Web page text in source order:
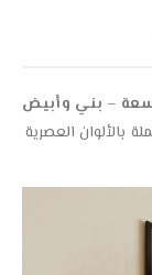
– بني وأبيض
بالألوان العصرية